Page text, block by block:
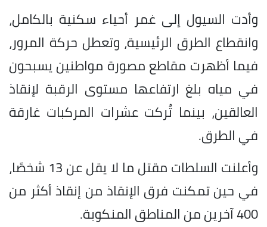
وأدت السيول إلى غمر أحياء سكنية بالكامل،
وانقطاع الطرق الرئيسية، وتعطل حركة المرور،
فيما أظهرت مقاطع مصورة مواطنين يسبحون
في مياه بلغ ارتفاعها مستوى الرقبة لإنقاذ
العالقين، بينما تُركت عشرات المركبات غارقة
في الطرق.
وأعلنت السلطات مقتل ما لا يقل عن 13 شخصًا،
في حين تمكنت فرق الإنقاذ من إنقاذ أكثر من
400 آخرين من المناطق المنكوبة.